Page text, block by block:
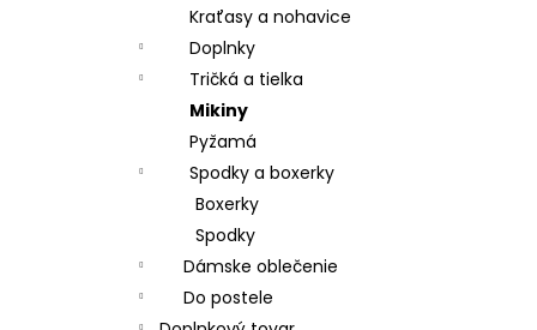
Kraťasy a nohavice
Doplnky
Tričká a tielka
Mikiny
Pyžamá
Spodky a boxerky
Boxerky
Spodky
Dámske oblečenie
Do postele